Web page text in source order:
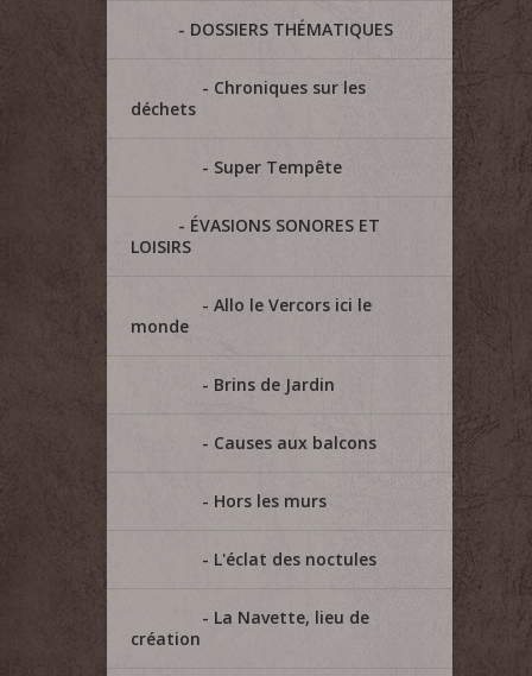
DOSSIERS THÉMATIQUES
Chroniques sur les
déchets
Super Tempête
ÉVASIONS SONORES ET
LOISIRS
Allo le Vercors ici le
monde
Brins de Jardin
Causes aux balcons
Hors les murs
L'éclat des noctules
La Navette, lieu de
création